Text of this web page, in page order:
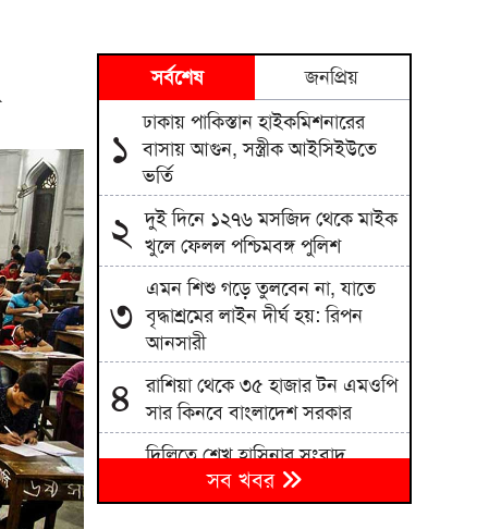
সর্বশেষ জনপ্রিয়
১
ঢাকায় পাকিস্তান হাইকমিশনারের
বাসায় আগুন, সস্ত্রীক আইসিইউতে
ভর্তি
২ দুই দিনে ১২৭৬ মসজিদ থেকে মাইক
খুলে ফেলল পশ্চিমবঙ্গ পুলিশ
৩
এমন শিশু গড়ে তুলবেন না, যাতে
বৃদ্ধাশ্রমের লাইন দীর্ঘ হয়: রিপন
আনসারী
৪
রাশিয়া থেকে ৩৫ হাজার টন এমওপি
সার কিনবে বাংলাদেশ সরকার
দিল্লিতে শেখ হাসিনার সংবাদ
সম্মেলন দেশের সার্বভৌমত্বের প্রতি
হুমকি: এনসিপি
সব খবর